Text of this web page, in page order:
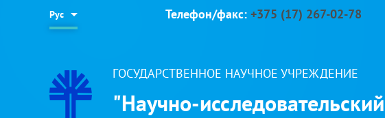
Рус Телефон/факс: +375 (17) 267-02-78
ГОСУДАРСТВЕННОЕ НАУЧНОЕ УЧРЕЖДЕНИЕ
"Научно-